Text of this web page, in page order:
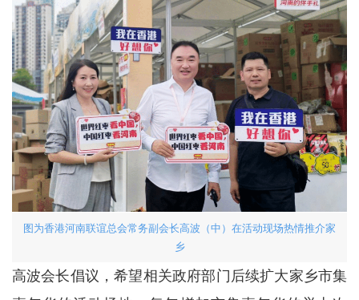
图为香港河南联谊总会常务副会长高波（中）在活动现场热情推介家
乡
高波会长倡议，希望相关政府部门后续扩大家乡市集